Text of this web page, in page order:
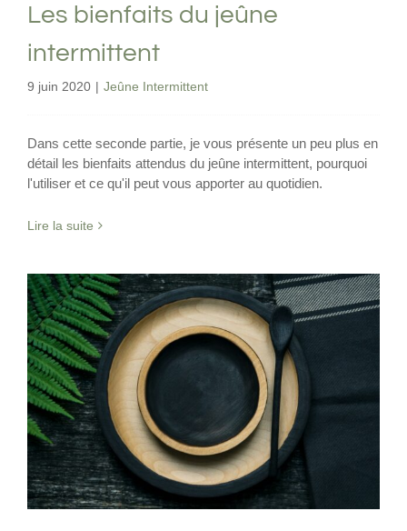
Les bienfaits du jeûne
intermittent
9 juin 2020 | Jeûne Intermittent
Dans cette seconde partie, je vous présente un peu plus en
détail les bienfaits attendus du jeûne intermittent, pourquoi
l'utiliser et ce qu'il peut vous apporter au quotidien.
Lire la suite
Qu’est-ce que le jeûne intermittent ?
Jeûne Intermittent